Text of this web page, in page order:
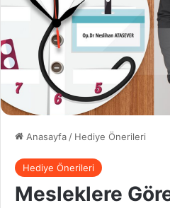
Anasayfa / Hediye Önerileri
Hediye Önerileri
Mesleklere